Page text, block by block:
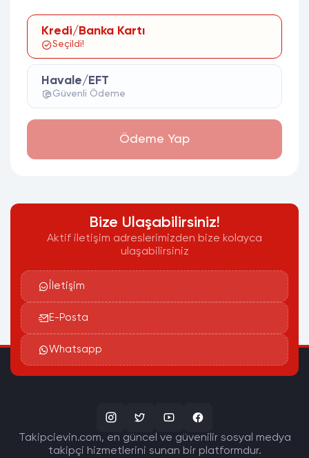
Kredi/Banka Kartı
Seçildi!
Havale/EFT
Güvenli Ödeme
Ödeme Yap
Bize Ulaşabilirsiniz!
Aktif iletişim adreslerimizden bize kolayca
ulaşabilirsiniz
İletişim
E-Posta
Whatsapp
Takipcievin.com, en güncel ve güvenilir sosyal medya
takipçi hizmetlerini sunan bir platformdur.